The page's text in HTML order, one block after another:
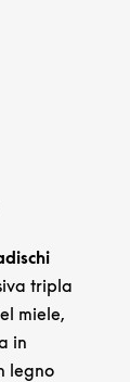
tripla
miele,
in
legno